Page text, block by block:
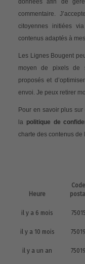
données afin de
commentaire.
citoyennes initiées
contenus adaptés à
Les Lignes Bougent
moyen de pixels de
proposés et
envoi. Je peux retirer
Pour en savoir plus
la politique de
charte des contenus de
Heure
Code
il y a 6 mois 75015
il y a 10 mois 75019
il y a un an 75019